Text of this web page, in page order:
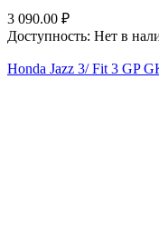
3 090.00 ₽
Доступность: Нет в
Honda Jazz 3/ Fit 3 GP